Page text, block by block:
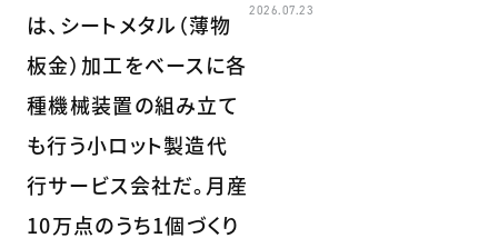
は、シートメタル（薄物
板金）加工をベースに各
種機械装置の組み立て
も行う小ロット製造代
行サービス会社だ。月産
10万点のうち1個づくり
2026.07.23